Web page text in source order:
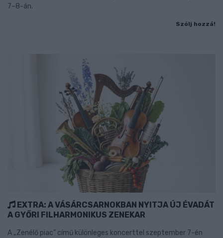
7–8-án.
Szólj hozzá!
EXTRA: A VÁSÁRCSARNOKBAN NYITJA ÚJ ÉVADÁT
A GYŐRI FILHARMONIKUS ZENEKAR
A „Zenélő piac” című különleges koncerttel szeptember 7-én